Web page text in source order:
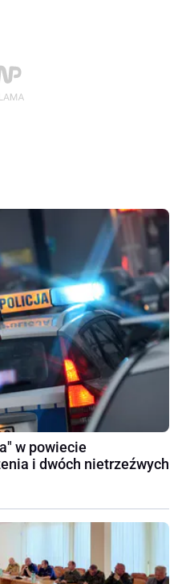
w powiecie
i dwóch nietrzeźwych